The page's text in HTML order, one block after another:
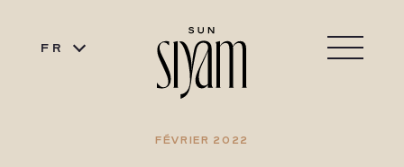
FR
FÉVRIER 2022